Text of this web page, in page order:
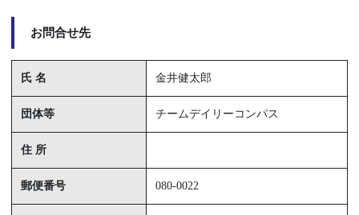
お問合せ先
氏 名 金井健太郎
団体等 チームデイリーコンパス
住 所
郵便番号 080-0022